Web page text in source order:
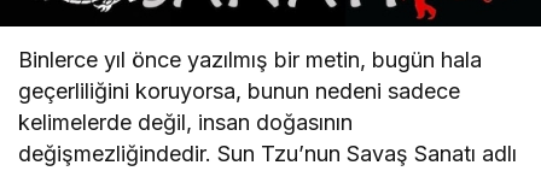
Binlerce yıl önce yazılmış bir metin, bugün hala
geçerliliğini koruyorsa, bunun nedeni sadece
kelimelerde değil, insan doğasının
değişmezliğindedir. Sun Tzu’nun Savaş Sanatı adlı